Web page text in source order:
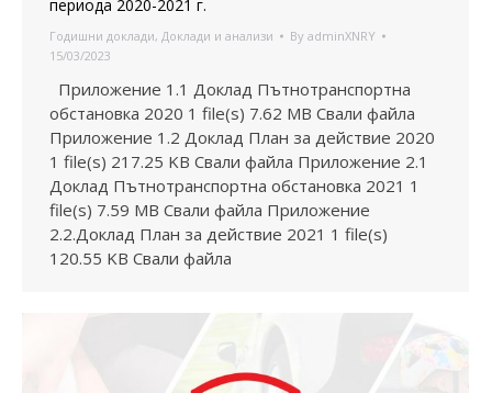
периода 2020-2021 г.
Годишни доклади, Доклади и анализи By adminXNRY
15/03/2023
Приложение 1.1 Доклад Пътнотранспортна
обстановка 2020 1 file(s) 7.62 MB Свали файла
Приложение 1.2 Доклад План за действие 2020
1 file(s) 217.25 KB Свали файла Приложение 2.1
Доклад Пътнотранспортна обстановка 2021 1
file(s) 7.59 MB Свали файла Приложение
2.2.Доклад План за действие 2021 1 file(s)
120.55 KB Свали файла